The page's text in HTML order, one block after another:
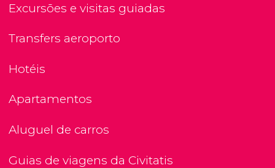
Excursões e visitas guiadas
Transfers aeroporto
Hotéis
Apartamentos
Aluguel de carros
Guias de viagens da Civitatis